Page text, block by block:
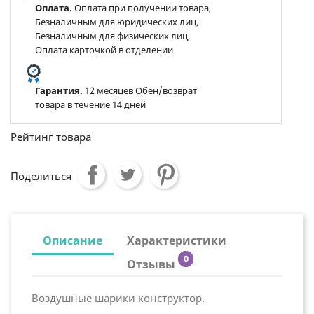
Оплата. Оплата при получении товара,
Безналичным для юридических лиц,
Безналичным для физических лиц,
Оплата карточкой в отделении
Гарантия. 12 месяцев Обен/возврат
товара в течение 14 дней
Рейтинг товара
Поделиться
Описание
Характеристики
Отзывы
0
Воздушные шарики конструктор.